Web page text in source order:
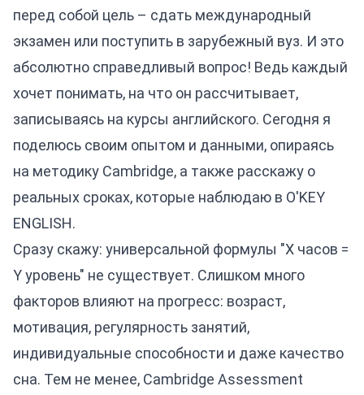
перед собой цель – сдать международный
экзамен или поступить в зарубежный вуз. И это
абсолютно справедливый вопрос! Ведь каждый
хочет понимать, на что он рассчитывает,
записываясь на курсы английского. Сегодня я
поделюсь своим опытом и данными, опираясь
на методику Cambridge, а также расскажу о
реальных сроках, которые наблюдаю в O'KEY
ENGLISH.
Сразу скажу: универсальной формулы "X часов =
Y уровень" не существует. Слишком много
факторов влияют на прогресс: возраст,
мотивация, регулярность занятий,
индивидуальные способности и даже качество
сна. Тем не менее, Cambridge Assessment